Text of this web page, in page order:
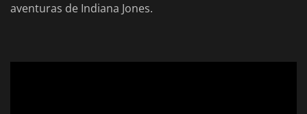
aventuras de Indiana Jones.